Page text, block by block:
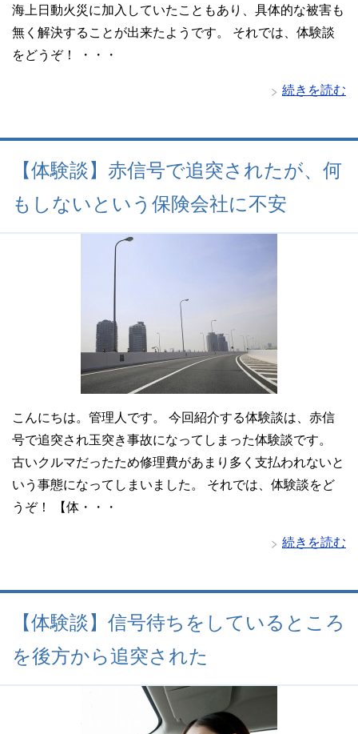
海上日動火災に加入していたこともあり、具体的な被害も
無く解決することが出来たようです。 それでは、体験談
をどうぞ！ ・・・
続きを読む
【体験談】赤信号で追突されたが、何
もしないという保険会社に不安
こんにちは。管理人です。 今回紹介する体験談は、赤信
号で追突され玉突き事故になってしまった体験談です。
古いクルマだったため修理費があまり多く支払われないと
いう事態になってしまいました。 それでは、体験談をど
うぞ！ 【体・・・
続きを読む
【体験談】信号待ちをしているところ
を後方から追突された